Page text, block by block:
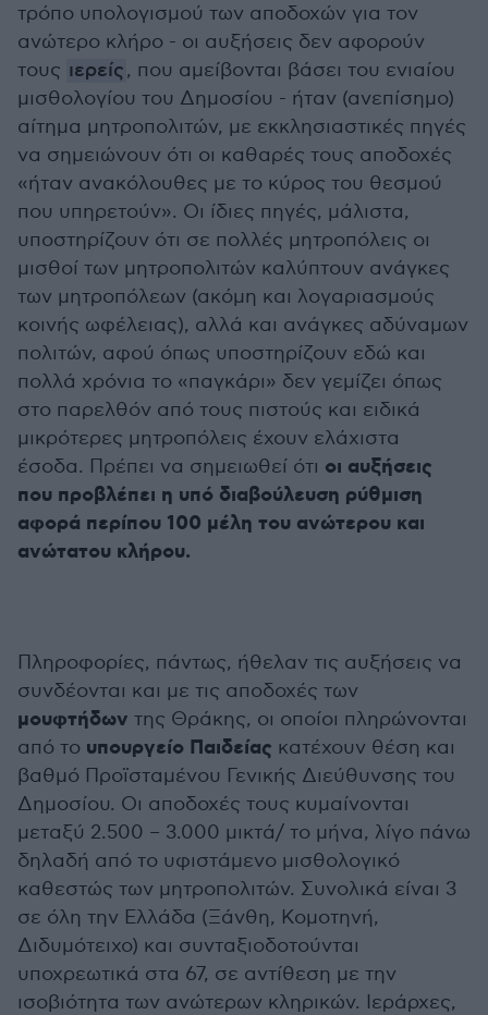
τρόπο υπολογισμού των αποδοχών για τον
ανώτερο κλήρο - οι αυξήσεις δεν αφορούν
τους ιερείς, που αμείβονται βάσει του ενιαίου
μισθολογίου του Δημοσίου - ήταν (ανεπίσημο)
αίτημα μητροπολιτών, με εκκλησιαστικές πηγές
να σημειώνουν ότι οι καθαρές τους αποδοχές
«ήταν ανακόλουθες με το κύρος του θεσμού
που υπηρετούν». Οι ίδιες πηγές, μάλιστα,
υποστηρίζουν ότι σε πολλές μητροπόλεις οι
μισθοί των μητροπολιτών καλύπτουν ανάγκες
των μητροπόλεων (ακόμη και λογαριασμούς
κοινής ωφέλειας), αλλά και ανάγκες αδύναμων
πολιτών, αφού όπως υποστηρίζουν εδώ και
πολλά χρόνια το «παγκάρι» δεν γεμίζει όπως
στο παρελθόν από τους πιστούς και ειδικά
μικρότερες μητροπόλεις έχουν ελάχιστα
έσοδα. Πρέπει να σημειωθεί ότι οι αυξήσεις
που προβλέπει η υπό διαβούλευση ρύθμιση
αφορά περίπου 100 μέλη του ανώτερου και
ανώτατου κλήρου.
Πληροφορίες, πάντως, ήθελαν τις αυξήσεις να
συνδέονται και με τις αποδοχές των
μουφτήδων της Θράκης, οι οποίοι πληρώνονται
από το υπουργείο Παιδείας κατέχουν θέση και
βαθμό Προϊσταμένου Γενικής Διεύθυνσης του
Δημοσίου. Οι αποδοχές τους κυμαίνονται
μεταξύ 2.500 – 3.000 μικτά/ το μήνα, λίγο πάνω
δηλαδή από το υφιστάμενο μισθολογικό
καθεστώς των μητροπολιτών. Συνολικά είναι 3
σε όλη την Ελλάδα (Ξάνθη, Κομοτηνή,
Διδυμότειχο) και συνταξιοδοτούνται
υποχρεωτικά στα 67, σε αντίθεση με την
ισοβιότητα των ανώτερων κληρικών. Ιεράρχες,